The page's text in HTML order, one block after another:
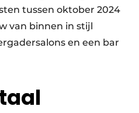
tussen oktober 2024
van binnen in stijl
en een bar